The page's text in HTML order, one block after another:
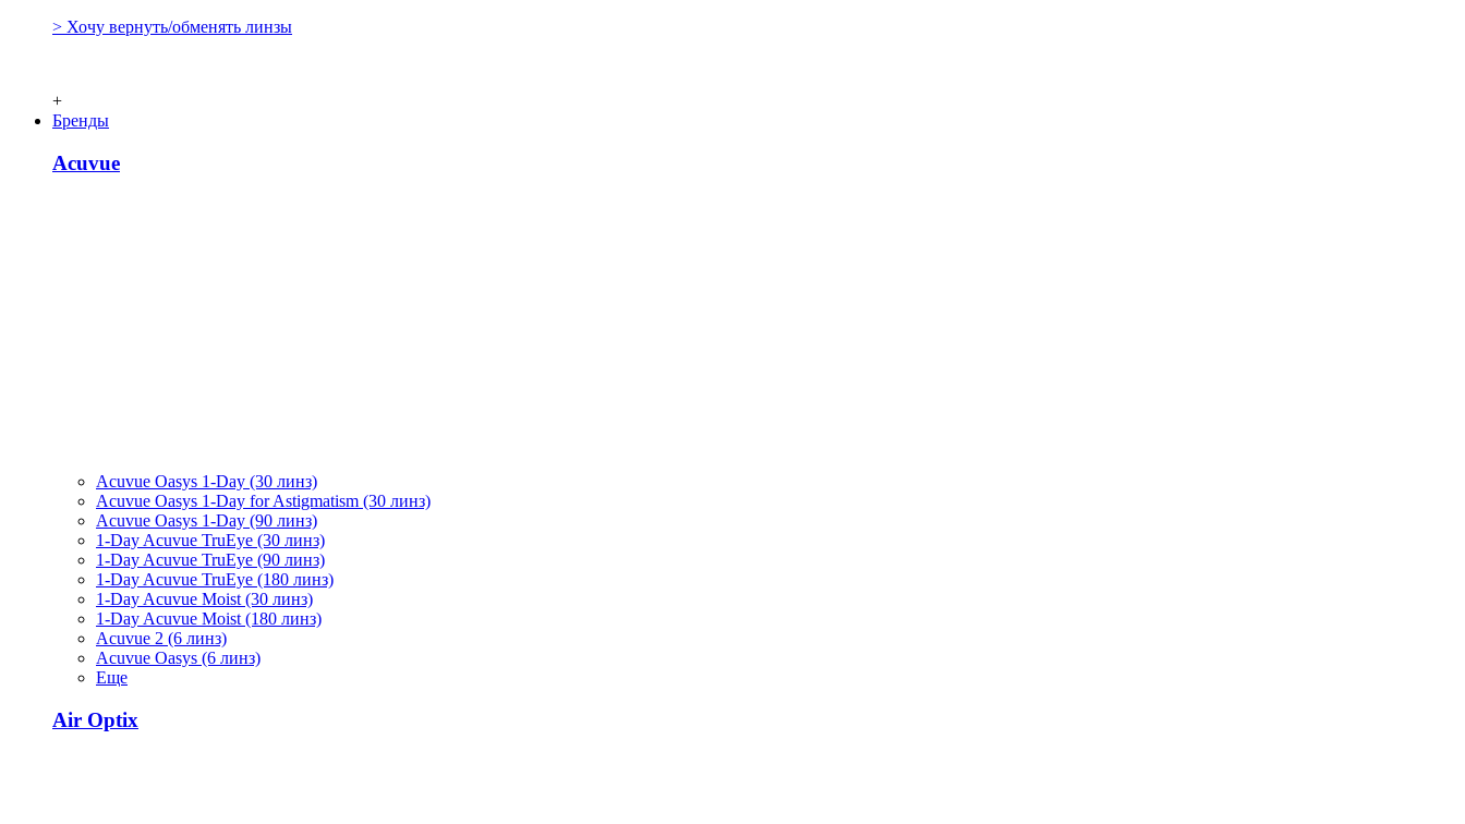
> Хочу вернуть/обменять линзы
+
Бренды
Acuvue
Acuvue Oasys 1-Day (30 линз)
Acuvue Oasys 1-Day for Astigmatism (30 линз)
Acuvue Oasys 1-Day (90 линз)
1-Day Acuvue TruEye (30 линз)
1-Day Acuvue TruEye (90 линз)
1-Day Acuvue TruEye (180 линз)
1-Day Acuvue Moist (30 линз)
1-Day Acuvue Moist (180 линз)
Acuvue 2 (6 линз)
Acuvue Oasys (6 линз)
Еще
Air Optix